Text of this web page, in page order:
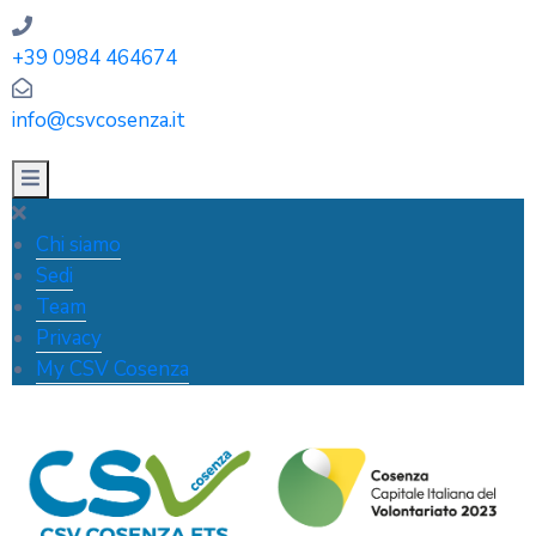
+39 0984 464674
info@csvcosenza.it
Chi siamo
Sedi
Team
Privacy
My CSV Cosenza